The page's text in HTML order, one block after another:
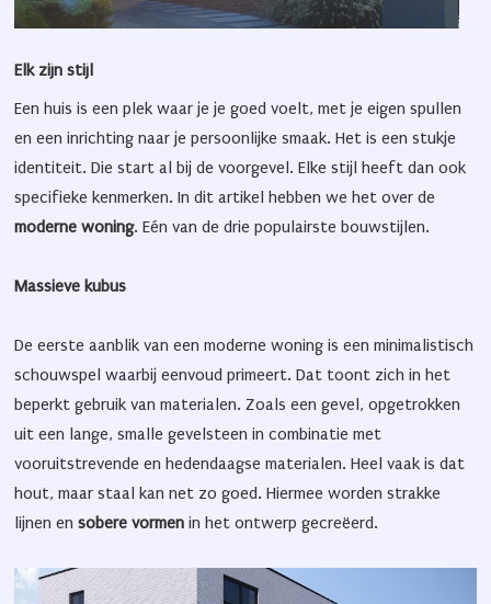
Elk zijn stijl
Een huis is een plek waar je je goed voelt, met je eigen spullen
en een inrichting naar je persoonlijke smaak. Het is een stukje
identiteit. Die start al bij de voorgevel. Elke stijl heeft dan ook
specifieke kenmerken. In dit artikel hebben we het over de
moderne woning. Eén van de drie populairste bouwstijlen.
Massieve kubus
De eerste aanblik van een moderne woning is een minimalistisch
schouwspel waarbij eenvoud primeert. Dat toont zich in het
beperkt gebruik van materialen. Zoals een gevel, opgetrokken
uit een lange, smalle gevelsteen in combinatie met
vooruitstrevende en hedendaagse materialen. Heel vaak is dat
hout, maar staal kan net zo goed. Hiermee worden strakke
lijnen ensobere vormen in het ontwerp gecreëerd.